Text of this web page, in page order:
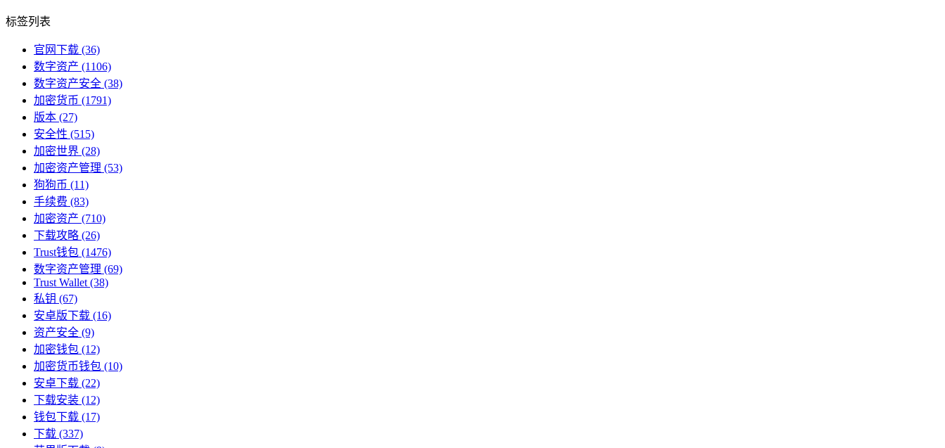
标签列表
官网下载 (36)
数字资产 (1106)
数字资产安全 (38)
加密货币 (1791)
版本 (27)
安全性 (515)
加密世界 (28)
加密资产管理 (53)
狗狗币 (11)
手续费 (83)
加密资产 (710)
下载攻略 (26)
Trust钱包 (1476)
数字资产管理 (69)
Trust Wallet (38)
私钥 (67)
安卓版下载 (16)
资产安全 (9)
加密钱包 (12)
加密货币钱包 (10)
安卓下载 (22)
下载安装 (12)
钱包下载 (17)
下载 (337)